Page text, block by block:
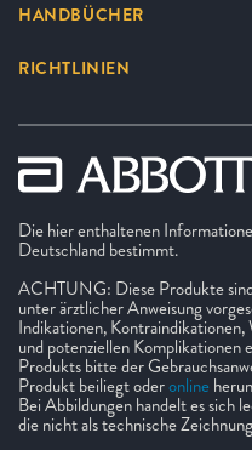
HANDBÜCHER
RICHTLINIEN
Die hier enthaltenen
Deutschland bestimmt.
ACHTUNG: Diese Produkte
unter ärztlicher Anweisung
Indikationen,
und potenziellen Komplikationen
Produkts bitte der
Produkt beiliegt oderonline
Bei Abbildungen handelt es sich
die nicht als technische